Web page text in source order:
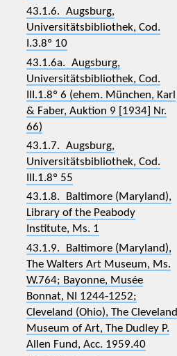
43.1.6. Augsburg,
Universitätsbibliothek, Cod.
I.3.8º 10
43.1.6a. Augsburg,
Universitätsbibliothek, Cod.
III.1.8º 6 (ehem. München, Karl
& Faber, Auktion 9 [1934] Nr.
66)
43.1.7. Augsburg,
Universitätsbibliothek, Cod.
III.1.8º 55
43.1.8. Baltimore (Maryland),
Library of the Peabody
Institute, Ms. 1
43.1.9. Baltimore (Maryland),
The Walters Art Museum, Ms.
W.764; Bayonne, Musée
Bonnat, NI 1244-1252;
Cleveland (Ohio), The Cleveland
Museum of Art, The Dudley P.
Allen Fund, Acc. 1959.40